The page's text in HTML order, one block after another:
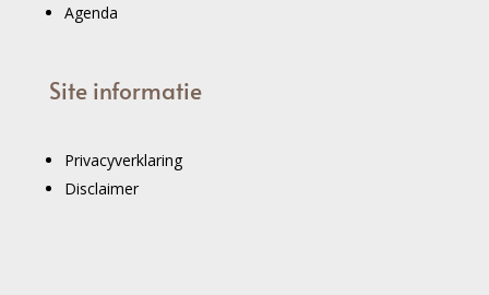
Agenda
Site informatie
Privacyverklaring
Disclaimer